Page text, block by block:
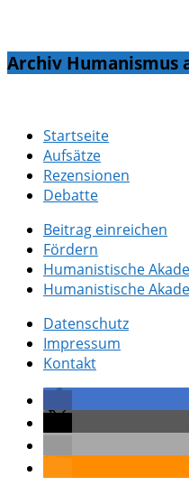
Archiv Humanismus
Startseite
Aufsätze
Rezensionen
Debatte
Beitrag einreichen
Fördern
Humanistische
Humanistische
Datenschutz
Impressum
Kontakt